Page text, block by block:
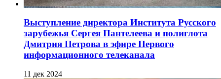
Выступление директора Института Русского
зарубежья Сергея Пантелеева и полиглота
Дмитрия Петрова в эфире Первого
информационного телеканала
11 дек 2024